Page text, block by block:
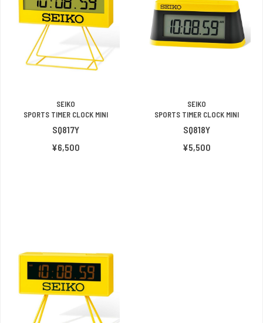
SEIKO
SPORTS TIMER CLOCK MINI
SQ817Y
¥6,500
SEIKO
SPORTS TIMER CLOCK MINI
SQ818Y
¥5,500